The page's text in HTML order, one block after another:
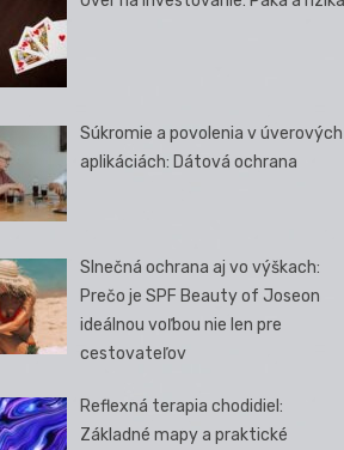
Súkromie a povolenia v úverových
aplikáciách: Dátová ochrana
Slnečná ochrana aj vo výškach:
Prečo je SPF Beauty of Joseon
ideálnou voľbou nie len pre
cestovateľov
Reflexná terapia chodidiel:
Základné mapy a praktické